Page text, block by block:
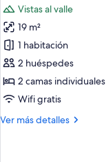
las
fotos
de
Habitación
estándar
doble
Vistas al valle
19 m²
1 habitación
2 huéspedes
2 camas individuales
Wifi gratis
Ver más detalles
Más